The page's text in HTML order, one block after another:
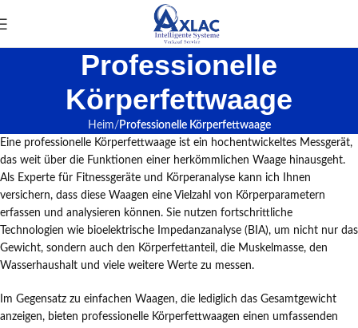
Professionelle
Körperfettwaage
Heim
Professionelle Körperfettwaage
Eine professionelle Körperfettwaage ist ein hochentwickeltes Messgerät,
das weit über die Funktionen einer herkömmlichen Waage hinausgeht.
Als Experte für Fitnessgeräte und Körperanalyse kann ich Ihnen
versichern, dass diese Waagen eine Vielzahl von Körperparametern
erfassen und analysieren können. Sie nutzen fortschrittliche
Technologien wie bioelektrische Impedanzanalyse (BIA), um nicht nur das
Gewicht, sondern auch den Körperfettanteil, die Muskelmasse, den
Wasserhaushalt und viele weitere Werte zu messen.
Im Gegensatz zu einfachen Waagen, die lediglich das Gesamtgewicht
anzeigen, bieten professionelle Körperfettwaagen einen umfassenden